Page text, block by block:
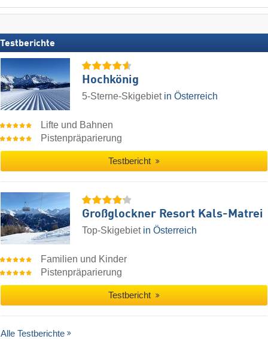
Testberichte
Hochkönig
5-Sterne-Skigebiet in Österreich
Lifte und Bahnen
Pistenpräparierung
Testbericht
Großglockner Resort Kals-Matrei
Top-Skigebiet in Österreich
Familien und Kinder
Pistenpräparierung
Testbericht
Alle Testberichte